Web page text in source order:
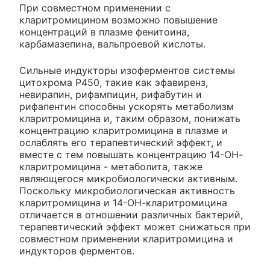
При совместном применении с
кларитромицином возможно повышение
концентраций в плазме фенитоина,
карбамазепина, вальпроевой кислоты.
Сильные индукторы изоферментов системы
цитохрома Р450, такие как эфавиренз,
невирапин, рифампицин, рифабутин и
рифапентин способны ускорять метаболизм
кларитромицина и, таким образом, понижать
концентрацию кларитромицина в плазме и
ослаблять его терапевтический эффект, и
вместе с тем повышать концентрацию 14-ОН-
кларитромицина - метаболита, также
являющегося микробиологически активным.
Поскольку микробиологическая активность
кларитромицина и 14-ОН-кларитромицина
отличается в отношении различных бактерий,
терапевтический эффект может снижаться при
совместном применении кларитромицина и
индукторов ферментов.